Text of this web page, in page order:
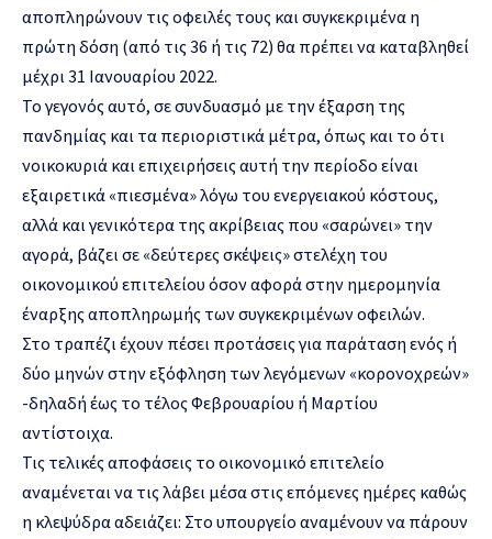
αποπληρώνουν τις οφειλές τους και συγκεκριμένα η
πρώτη δόση (από τις 36 ή τις 72) θα πρέπει να καταβληθεί
μέχρι 31 Ιανουαρίου 2022.
Το γεγονός αυτό, σε συνδυασμό με την έξαρση της
πανδημίας και τα περιοριστικά μέτρα, όπως και το ότι
νοικοκυριά και επιχειρήσεις αυτή την περίοδο είναι
εξαιρετικά «πιεσμένα» λόγω του ενεργειακού κόστους,
αλλά και γενικότερα της ακρίβειας που «σαρώνει» την
αγορά, βάζει σε «δεύτερες σκέψεις» στελέχη του
οικονομικού επιτελείου όσον αφορά στην ημερομηνία
έναρξης αποπληρωμής των συγκεκριμένων οφειλών.
Στο τραπέζι έχουν πέσει προτάσεις για παράταση ενός ή
δύο μηνών στην εξόφληση των λεγόμενων «κορονοχρεών»
-δηλαδή έως το τέλος Φεβρουαρίου ή Μαρτίου
αντίστοιχα.
Τις τελικές αποφάσεις το οικονομικό επιτελείο
αναμένεται να τις λάβει μέσα στις επόμενες ημέρες καθώς
η κλεψύδρα αδειάζει: Στο υπουργείο αναμένουν να πάρουν